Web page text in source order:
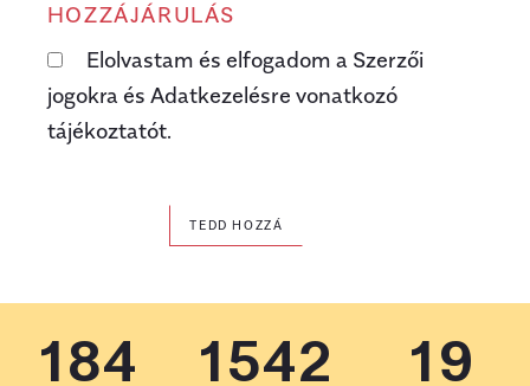
HOZZÁJÁRULÁS
Elolvastam és elfogadom a Szerzői
jogokra és Adatkezelésre vonatkozó
tájékoztatót.
TEDD HOZZÁ
184 1542 19